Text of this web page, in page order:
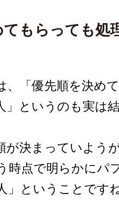
もらっても処
、「優先順を決め
」というのも実は
が決まっていよう
時点で明らかにパ
」ということです